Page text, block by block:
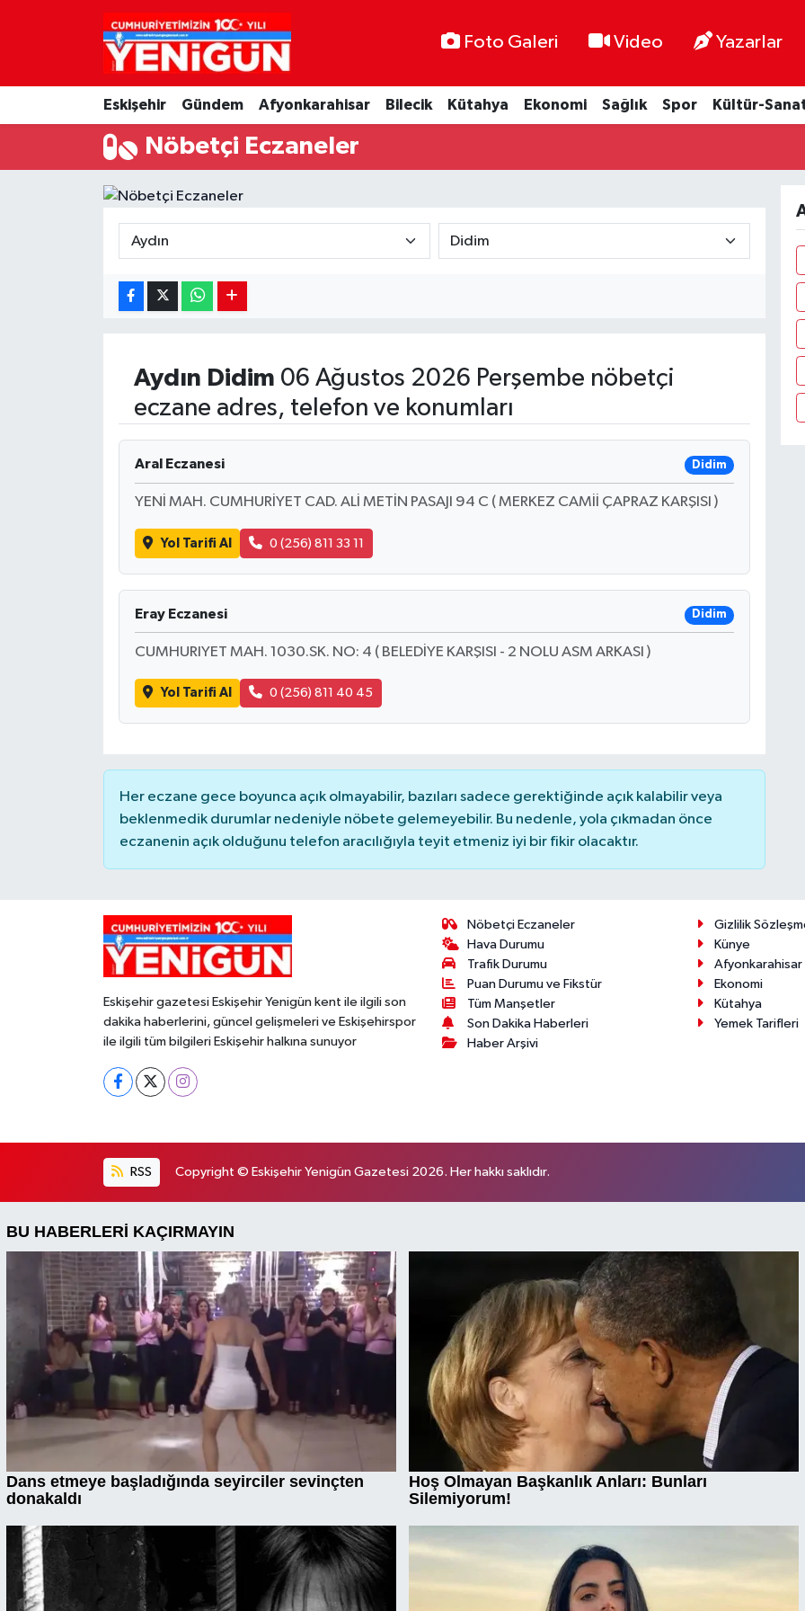
Foto Galeri Video Yazarlar
Eskişehir Gündem Afyonkarahisar Bilecik Kütahya Ekonomi Sağlık Spor Kültür-
Nöbetçi Eczaneler
Aydın Didim 06 Ağustos 2026 Perşembe nöbetçi
eczane adres, telefon ve konumları
Aral Eczanesi Didim
YENİ MAH. CUMHURİYET CAD. ALİ METİN PASAJI 94 C ( MERKEZ CAMİİ ÇAPRAZ KARŞISI )
Yol Tarifi Al 0 (256) 811 33 11
Eray Eczanesi Didim
CUMHURIYET MAH. 1030.SK. NO: 4 ( BELEDİYE KARŞISI - 2 NOLU ASM ARKASI )
Yol Tarifi Al 0 (256) 811 40 45
Her eczane gece boyunca açık olmayabilir, bazıları sadece gerektiğinde açık kalabilir veya
beklenmedik durumlar nedeniyle nöbete gelemeyebilir. Bu nedenle, yola çıkmadan önce
eczanenin açık olduğunu telefon aracılığıyla teyit etmeniz iyi bir fikir olacaktır.
Eskişehir gazetesi Eskişehir Yenigün kent ile ilgili son
dakika haberlerini, güncel gelişmeleri ve Eskişehirspor
ile ilgili tüm bilgileri Eskişehir halkına sunuyor
Nöbetçi Eczaneler
Hava Durumu
Trafik Durumu
Puan Durumu ve Fikstür
Tüm Manşetler
Son Dakika Haberleri
Haber Arşivi
Gizlilik
Künye
Afyonkarahisar
Ekonomi
Kütahya
Yemek Tarifleri
RSS Copyright © Eskişehir Yenigün Gazetesi 2026. Her hakkı saklıdır.
Nöbetçi Eczaneler
Hava Durumu
Trafik Durumu
Süper Lig Puan Durumu ve Fikstür
Tüm Manşetler
Son Dakika Haberleri